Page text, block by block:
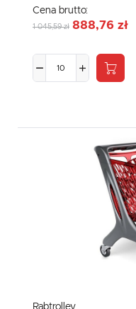
Cena brutto:
1 045,59 zł 888,76 zł